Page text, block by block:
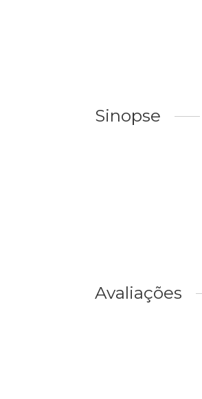
Sinopse
Avaliações